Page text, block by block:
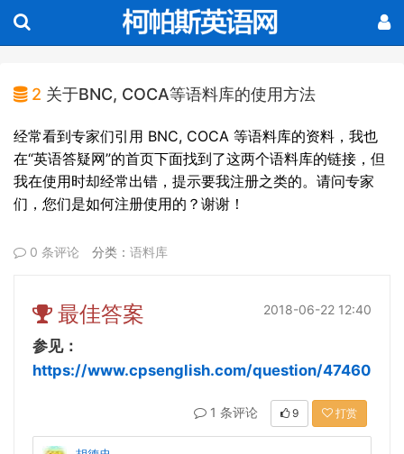
2 关于BNC, COCA等语料库的使用方法
经常看到专家们引用 BNC, COCA 等语料库的资料，我也
在“英语答疑网”的首页下面找到了这两个语料库的链接，但
我在使用时却经常出错，提示要我注册之类的。请问专家
们，您们是如何注册使用的？谢谢！
0 条评论 分类： 语料库
最佳答案 2018-06-22 12:40
参见：
https://www.cpsenglish.com/question/47460
1 条评论 9 打赏